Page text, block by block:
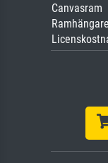
Canvasram
Ramhängare